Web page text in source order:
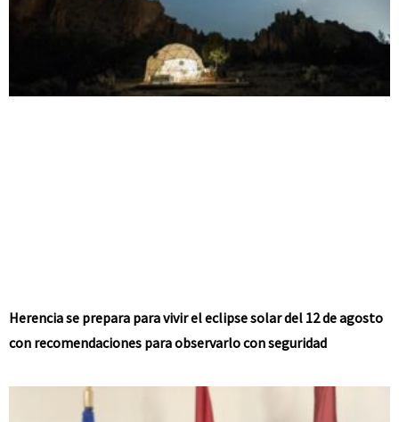
Herencia se prepara para vivir el eclipse solar del 12 de agosto
con recomendaciones para observarlo con seguridad